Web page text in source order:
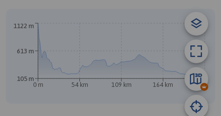
0 m 54 km 109 km 164 km 218 km
105 m
613 m
1122 m